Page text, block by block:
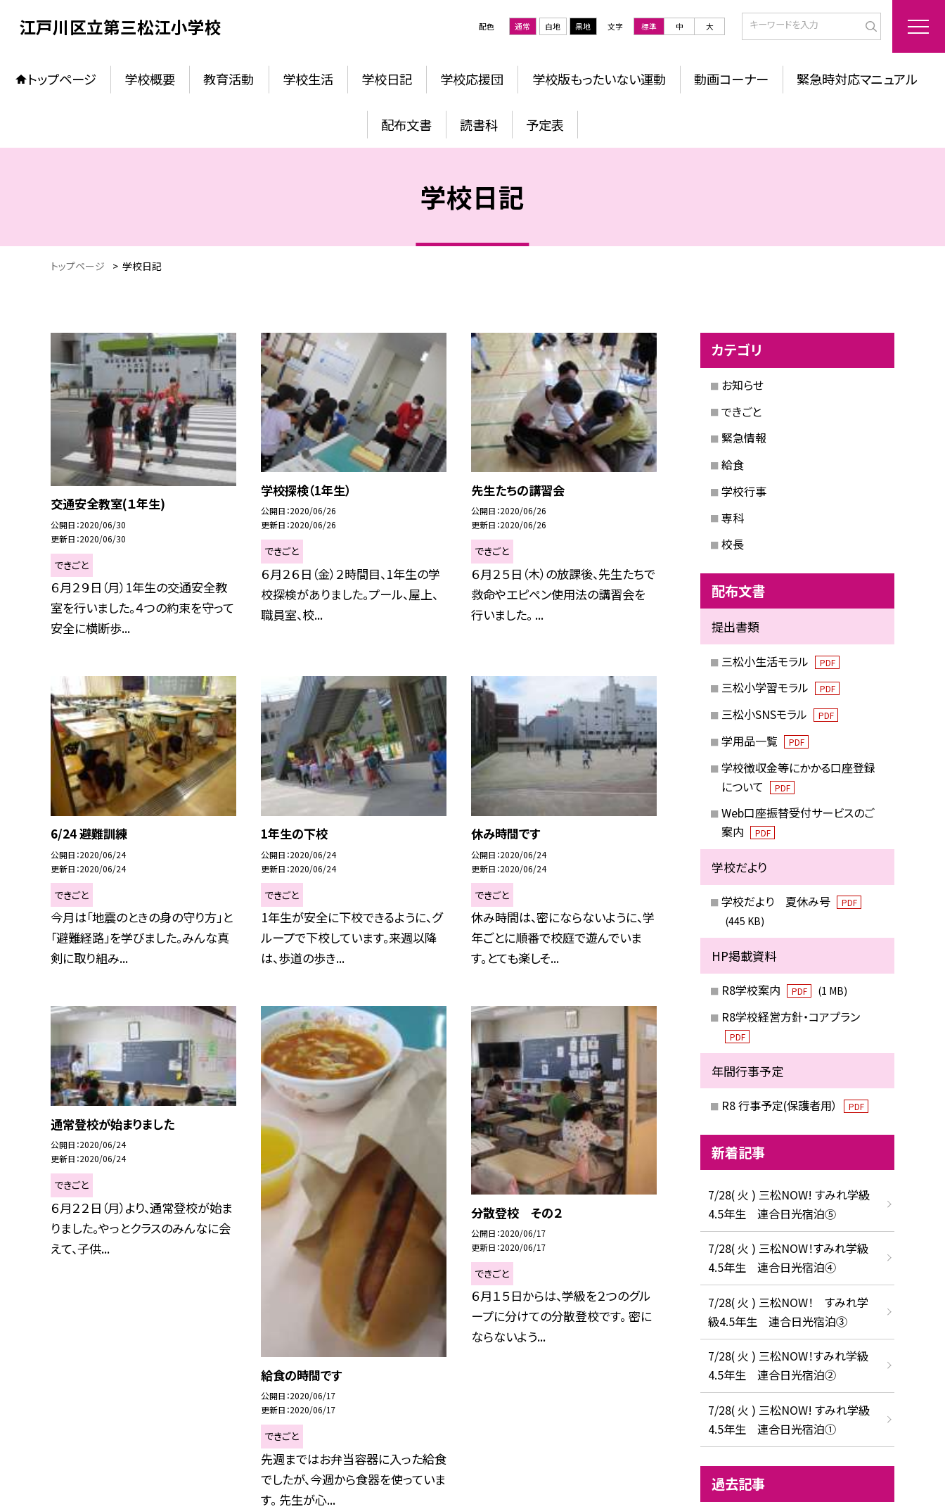
江戸川区立第三松江小学校 配色 通常 白地 黒地 文字 標準 中 大
トップページ 学校概要 教育活動 学校生活 学校日記 学校応援団 学校版もったいない運動 動画コーナー 緊急時対応マニュアル
配布文書 読書科 予定表
学校日記
トップページ > 学校日記
交通安全教室(１年生)
公開日 2020/06/30
更新日 2020/06/30
できごと
６月２９日（月）1年生の交通安全教
室を行いました。４つの約束を守って
安全に横断歩...
学校探検（1年生）
公開日 2020/06/26
更新日 2020/06/26
できごと
６月２６日（金）２時間目、1年生の学
校探検がありました。プール、屋上、
職員室、校...
先生たちの講習会
公開日 2020/06/26
更新日 2020/06/26
できごと
６月２５日（木）の放課後、先生たちで
救命やエピペン使用法の講習会を
行いました。 ...
6/24 避難訓練
公開日 2020/06/24
更新日 2020/06/24
できごと
今月は「地震のときの身の守り方」と
「避難経路」を学びました。みんな真
剣に取り組み...
1年生の下校
公開日 2020/06/24
更新日 2020/06/24
できごと
1年生が安全に下校できるように、グ
ループで下校しています。来週以降
は、歩道の歩き...
休み時間です
公開日 2020/06/24
更新日 2020/06/24
できごと
休み時間は、密にならないように、学
年ごとに順番で校庭で遊んでいま
す。とても楽しそ...
通常登校が始まりました
公開日 2020/06/24
更新日 2020/06/24
できごと
６月２２日（月）より、通常登校が始ま
りました。やっとクラスのみんなに会
えて、子供...
給食の時間です
公開日 2020/06/17
更新日 2020/06/17
できごと
先週まではお弁当容器に入った給食
でしたが、今週から食器を使っていま
す。 先生が心...
分散登校 その２
公開日 2020/06/17
更新日 2020/06/17
できごと
６月１５日からは、学級を２つのグル
ープに分けての分散登校です。 密に
ならないよう...
カテゴリ
お知らせ
できごと
緊急情報
給食
学校行事
専科
校長
配布文書
提出書類
三松小生活モラル PDF
三松小学習モラル PDF
三松小SNSモラル PDF
学用品一覧 PDF
学校徴収金等にかかる口座登録
について
PDF
Web口座振替受付サービスのご
案内
PDF
学校だより
学校だより 夏休み号 PDF
(445 KB)
HP掲載資料
R8学校案内 PDF (1 MB)
R8学校経営方針・コアプラン
PDF
年間行事予定
R8 行事予定(保護者用） PDF
新着記事
7/28( 火 ) 三松NOW! すみれ学級
4.5年生 連合日光宿泊⑤
7/28( 火 ) 三松NOW！すみれ学級
4.5年生 連合日光宿泊④
7/28( 火 ) 三松NOW！ すみれ学
級4.5年生 連合日光宿泊③
7/28( 火 ) 三松NOW！すみれ学級
4.5年生 連合日光宿泊②
7/28( 火 ) 三松NOW! すみれ学級
4.5年生 連合日光宿泊①
過去記事